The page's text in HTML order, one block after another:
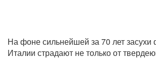
На фоне сильнейшей за 70 лет
Италии страдают не только от